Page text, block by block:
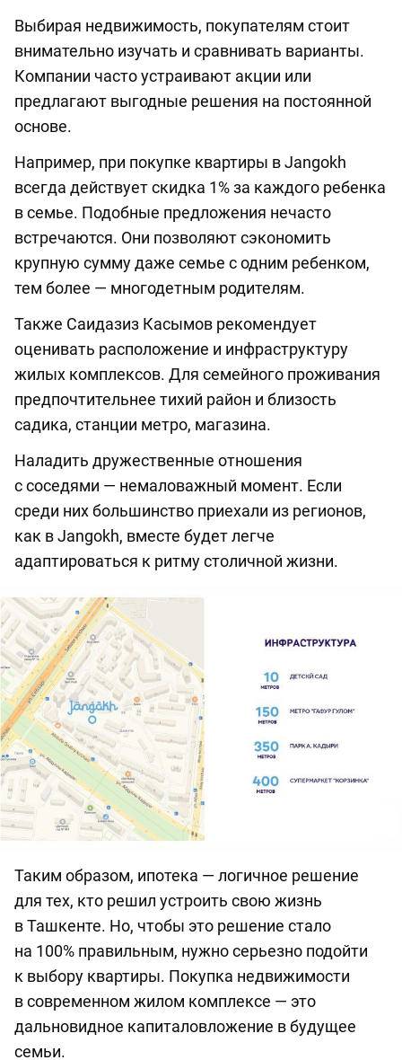
Выбирая недвижимость, покупателям стоит
внимательно изучать и сравнивать варианты.
Компании часто устраивают акции или
предлагают выгодные решения на постоянной
основе.
Например, при покупке квартиры в Jangokh
всегда действует скидка 1% за каждого ребенка
в семье. Подобные предложения нечасто
встречаются. Они позволяют сэкономить
крупную сумму даже семье с одним ребенком,
тем более — многодетным родителям.
Также Саидазиз Касымов рекомендует
оценивать расположение и инфраструктуру
жилых комплексов. Для семейного проживания
предпочтительнее тихий район и близость
садика, станции метро, магазина.
Наладить дружественные отношения
с соседями — немаловажный момент. Если
среди них большинство приехали из регионов,
как в Jangokh, вместе будет легче
адаптироваться к ритму столичной жизни.
Таким образом, ипотека — логичное решение
для тех, кто решил устроить свою жизнь
в Ташкенте. Но, чтобы это решение стало
на 100% правильным, нужно серьезно подойти
к выбору квартиры. Покупка недвижимости
в современном жилом комплексе — это
дальновидное капиталовложение в будущее
семьи.